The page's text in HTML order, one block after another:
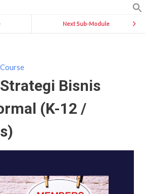
Next Sub-Module
Bisnis
(K-12 /